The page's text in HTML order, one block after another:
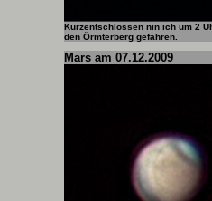
Kurzentschlossen nin ich um 2
den Örmterberg gefahren.
Mars am 07.12.2009